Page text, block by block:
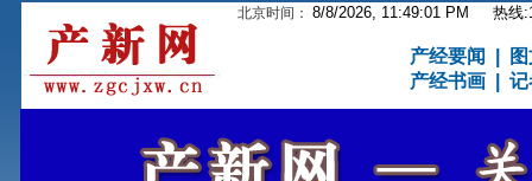
北京时间： 8/8/2026, 11:49:02 PM 热线
产经要闻
产经书画
记